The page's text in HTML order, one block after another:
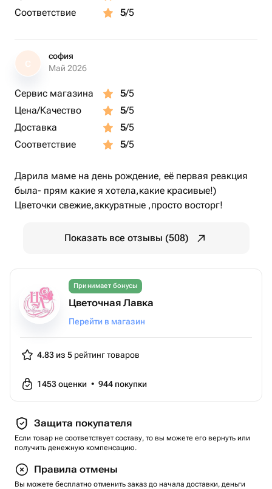
Соответствие
5/5
С
софия
Май 2026
Сервис магазина 5/5
Цена/Качество
5/5
Доставка
5/5
Соответствие
5/5
Дарила маме на день рождение, её первая реакция
была- прям какие я хотела,какие красивые!)
Цветочки свежие,аккуратные ,просто восторг!
Показать все отзывы (508)
Принимает бонусы
Цветочная Лавка
Перейти в магазин
4.83 из 5 рейтинг товаров
1453оценки • 944 покупки
Защита покупателя
Если товар не соответствует составу, то вы можете его вернуть или
получить денежную компенсацию.
Правила отмены
Вы можете бесплатно отменить заказ до начала доставки, деньги